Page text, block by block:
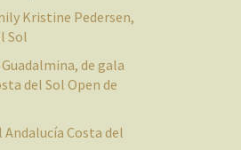
Kristine Pedersen,
Sol
de gala
del Sol Open de
Costa del